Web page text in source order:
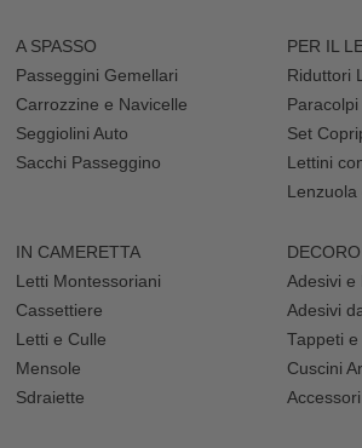
A SPASSO
Passeggini Gemellari
Carrozzine e Navicelle
Seggiolini Auto
Sacchi Passeggino
PER IL
Riduttori
Paracolpi
Set
Lettini
IN CAMERETTA
Letti Montessoriani
Cassettiere
Letti e Culle
Mensole
Sdraiette
Adesivi e
Adesivi
Tappeti e
Cuscini